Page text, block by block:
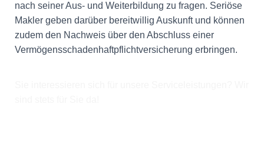
nach seiner Aus- und Weiterbildung zu fragen. Seriöse
Makler geben darüber bereitwillig Auskunft und können
zudem den Nachweis über den Abschluss einer
Vermögensschadenhaftpflichtversicherung erbringen.